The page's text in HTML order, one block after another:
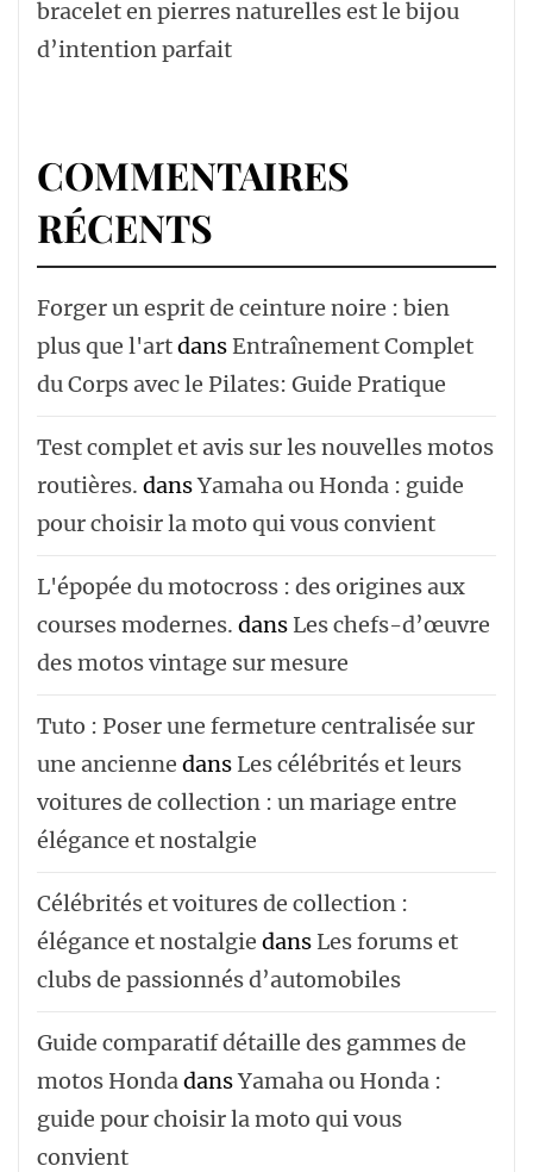
bracelet en pierres naturelles est le bijou
d’intention parfait
COMMENTAIRES
RÉCENTS
Forger un esprit de ceinture noire : bien
plus que l'artdansEntraînement Complet
du Corps avec le Pilates: Guide Pratique
Test complet et avis sur les nouvelles motos
routières. dansYamaha ou Honda : guide
pour choisir la moto qui vous convient
L'épopée du motocross : des origines aux
courses modernes. dans Les chefs-d’œuvre
des motos vintage sur mesure
Tuto : Poser une fermeture centralisée sur
une ancienne dans Les célébrités et leurs
voitures de collection : un mariage entre
élégance et nostalgie
Célébrités et voitures de collection :
élégance et nostalgie dans Les forums et
clubs de passionnés d’automobiles
Guide comparatif détaille des gammes de
motos HondadansYamaha ou Honda :
guide pour choisir la moto qui vous
convient